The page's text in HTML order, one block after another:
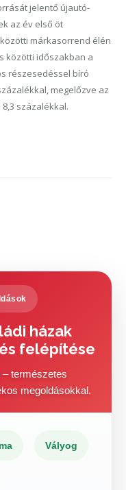
jelentő újautó-
az év első öt
márkasorrend élén
közötti időszakban a
részesedéssel bíró
megelőzve az
százalékkal.
házak
felépítése
– természetes
megoldásokkal.
Vályog